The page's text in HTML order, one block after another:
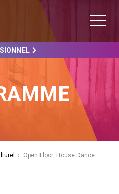
› Open Floor: House Dance